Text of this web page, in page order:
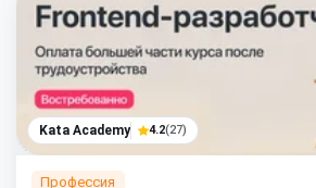
Kata Academy 4.2(27)
Профессия